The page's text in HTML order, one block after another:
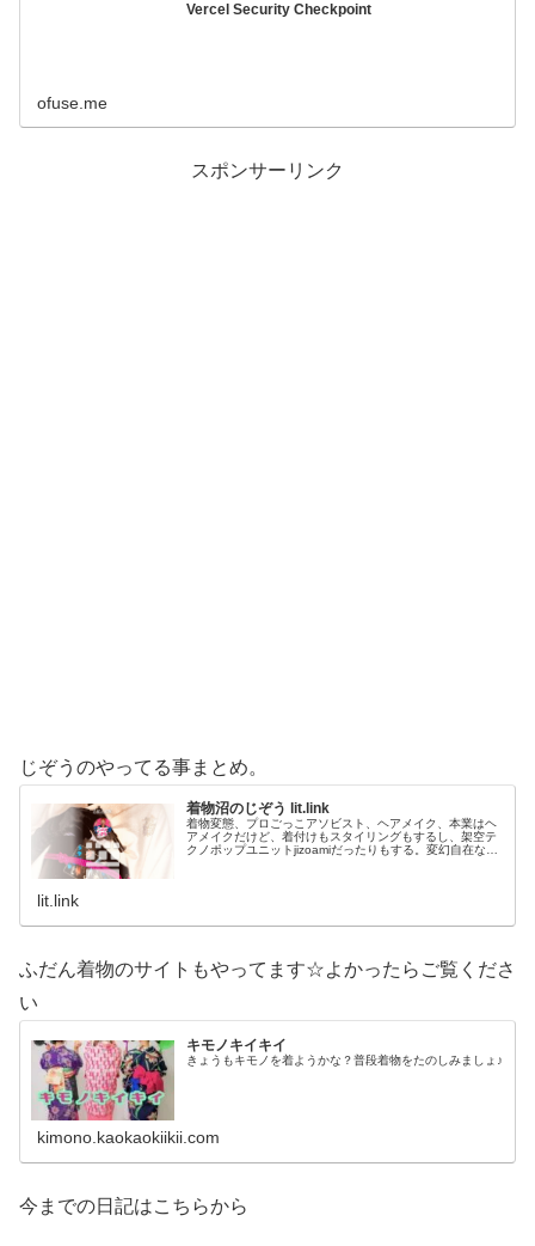
Vercel Security Checkpoint
ofuse.me
スポンサーリンク
じぞうのやってる事まとめ。
着物沼のじぞう lit.link
着物変態、プロごっこアソビスト、ヘアメイク、本業はヘ
アメイクだけど、着付けもスタイリングもするし、架空テ
クノポップユニットjizoamiだったりもする。変幻自在なた
lit.link
ふだん着物のサイトもやってます☆よかったらご覧くださ
い
キモノキイキイ
きょうもキモノを着ようかな？普段着物をたのしみましょ♪
kimono.kaokaokiikii.com
今までの日記はこちらから